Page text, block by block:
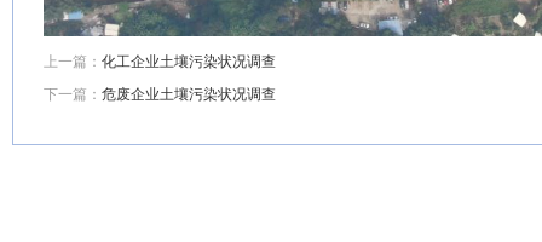
上一篇： 化工企业土壤污染状况调查
下一篇： 危废企业土壤污染状况调查